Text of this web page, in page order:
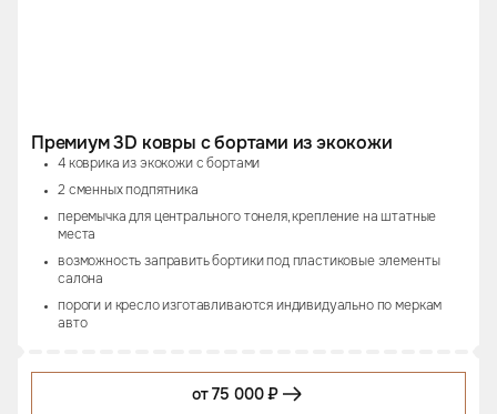
Премиум 3D ковры с бортами из экокожи
4 коврика из экокожи с бортами
2 сменных подпятника
перемычка для центрального тонеля, крепление на штатные
места
возможность заправить бортики под пластиковые элементы
салона
пороги и кресло изготавливаются индивидуально по меркам
авто
от 75 000 ₽